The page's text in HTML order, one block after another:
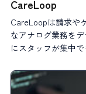
CareLoop
CareLoopは請求や
なアナログ業務を
にスタッフが集中